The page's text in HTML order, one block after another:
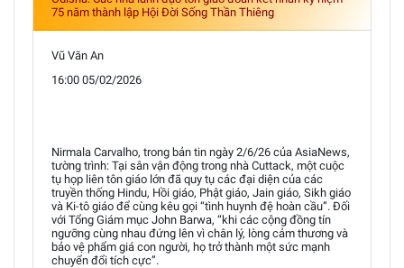
75 năm thành lập Hội Đời Sống Thần Thiêng
Vũ Văn An
16:00 05/02/2026
Nirmala Carvalho, trong bản tin ngày 2/6/26 của AsiaNews,
tường trình: Tại sân vận động trong nhà Cuttack, một cuộc
tụ họp liên tôn giáo lớn đã quy tụ các đại diện của các
truyền thống Hindu, Hồi giáo, Phật giáo, Jain giáo, Sikh giáo
và Ki-tô giáo để cùng kêu gọi “tình huynh đệ hoàn cầu”. Đối
với Tổng Giám mục John Barwa, “khi các cộng đồng tín
ngưỡng cùng nhau đứng lên vì chân lý, lòng cảm thương và
bảo vệ phẩm giá con người, họ trở thành một sức mạnh
chuyển đổi tích cực”.